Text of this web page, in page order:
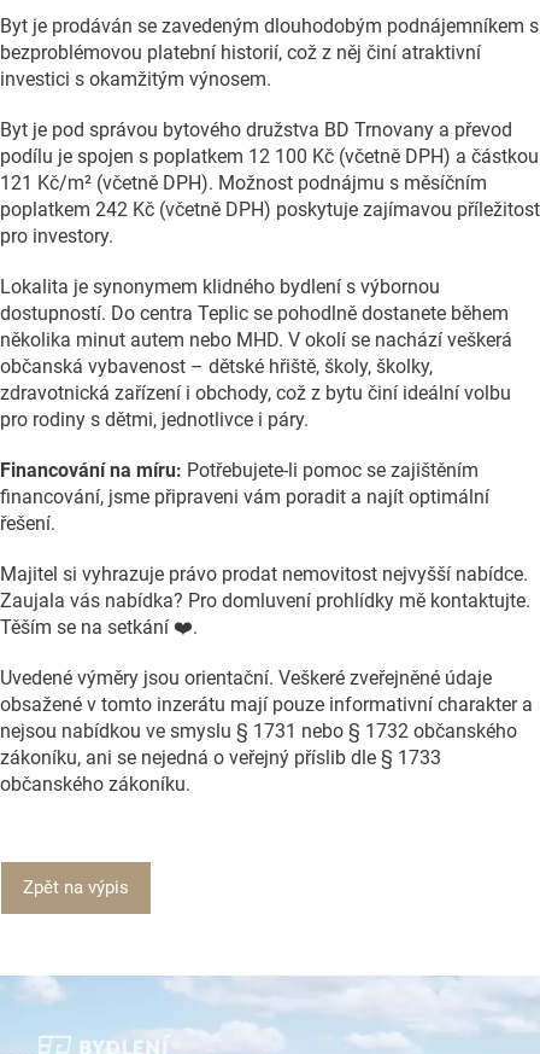
Byt je prodáván se zavedeným dlouhodobým podnájemníkem s
bezproblémovou platební historií, což z něj činí atraktivní
investici s okamžitým výnosem.
Byt je pod správou bytového družstva BD Trnovany a převod
podílu je spojen s poplatkem 12 100 Kč (včetně DPH) a částkou
121 Kč/m² (včetně DPH). Možnost podnájmu s měsíčním
poplatkem 242 Kč (včetně DPH) poskytuje zajímavou příležitost
pro investory.
Lokalita je synonymem klidného bydlení s výbornou
dostupností. Do centra Teplic se pohodlně dostanete během
několika minut autem nebo MHD. V okolí se nachází veškerá
občanská vybavenost – dětské hřiště, školy, školky,
zdravotnická zařízení i obchody, což z bytu činí ideální volbu
pro rodiny s dětmi, jednotlivce i páry.
Financování na míru: Potřebujete-li pomoc se zajištěním
financování, jsme připraveni vám poradit a najít optimální
řešení.
Majitel si vyhrazuje právo prodat nemovitost nejvyšší nabídce.
Zaujala vás nabídka? Pro domluvení prohlídky mě kontaktujte.
Těším se na setkání ❤️.
Uvedené výměry jsou orientační. Veškeré zveřejněné údaje
obsažené v tomto inzerátu mají pouze informativní charakter a
nejsou nabídkou ve smyslu § 1731 nebo § 1732 občanského
zákoníku, ani se nejedná o veřejný příslib dle § 1733
občanského zákoníku.
Zpět na výpis